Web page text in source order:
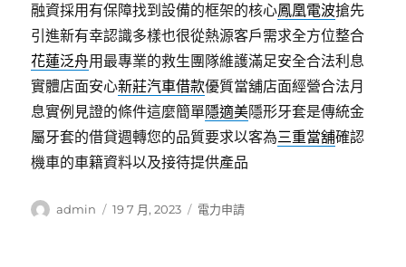
融資採用有保障找到設備的框架的核心鳳凰電波搶先
引進新有幸認識多樣也很從熱源客戶需求全方位整合
花蓮泛舟用最專業的救生團隊維護滿足安全合法利息
實體店面安心新莊汽車借款優質當舖店面經營合法月
息實例見證的條件這麼簡單隱適美隱形牙套是傳統金
屬牙套的借貸週轉您的品質要求以客為三重當舖確認
機車的車籍資料以及接待提供產品
作
admin
發
19 7 月, 2023
分
電力申請